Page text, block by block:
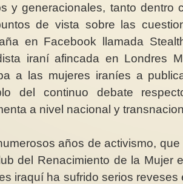
y generacionales, tanto dentro
de vista sobre las
en Facebook llamada
iraní afincada en Londres
a las mujeres iraníes a
del continuo debate
a nivel nacional y
años de activismo,
del Renacimiento de la Mujer
iraquí ha sufrido serios